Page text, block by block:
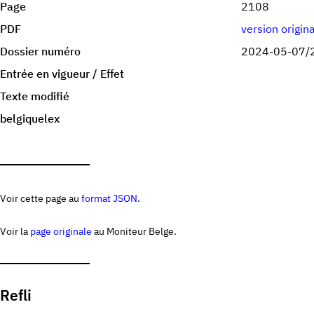
Page
2108
PDF
version
Dossier numéro
2024-05-07/
Entrée en vigueur / Effet
Texte modifié
belgiquelex
Voir cette page au format JSON.
Voir la page originale au Moniteur Belge.
Refli